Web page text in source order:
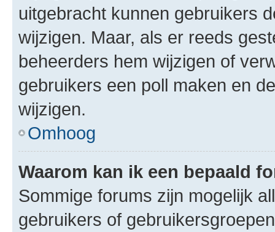
uitgebracht kunnen gebruikers
wijzigen. Maar, als er reeds
beheerders hem wijzigen of
gebruikers een poll maken en
wijzigen.
Omhoog
Waarom kan ik een bepaald
Sommige forums zijn mogelijk
gebruikers of